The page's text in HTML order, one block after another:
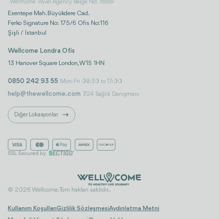
Wellhome Travel Agency Belge No: 16559
Esentepe Mah. Büyükdere Cad.
Ferko Signature No: 175/6 Ofis No:116
Şişli / İstanbul
Wellcome Londra Ofis
13 Hanover Square London, W1S 1HN
0850 242 93 55 Mon-Fri 08:30 to 17:00
help@thewellcome.com 7/24 Sağlık Danışmanı
Diğer Lokasyonlar
© 2026 Wellcome. Tüm hakları saklıdır..
Kullanım KoşullarıGizlilik SözleşmesiAydınlatma Metni